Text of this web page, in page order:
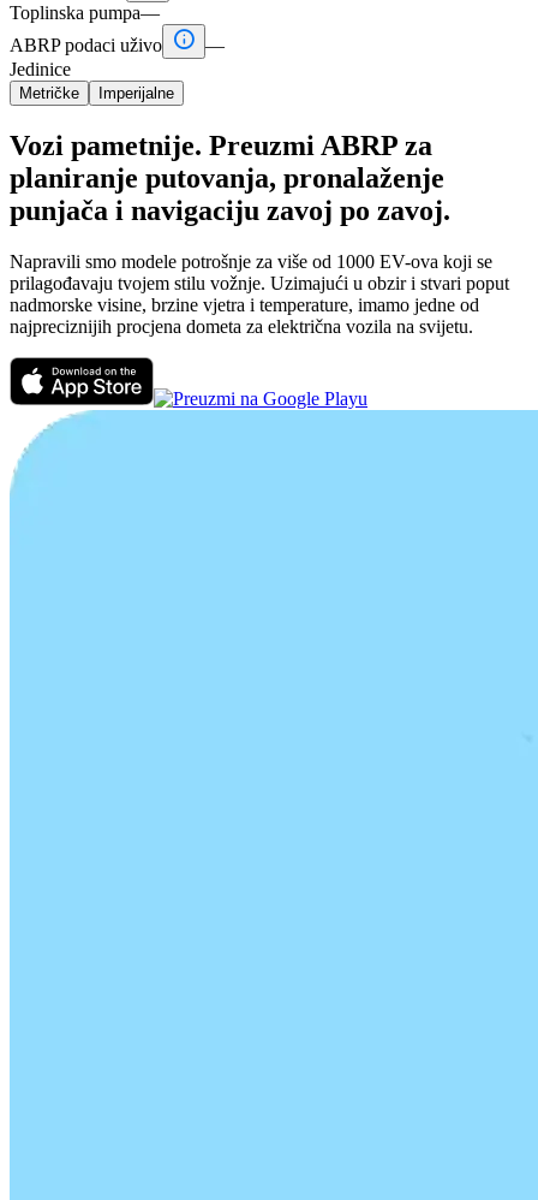
Toplinska pumpa—
ABRP podaci uživo  —
Jedinice
Metričke Imperijalne
Vozi pametnije. Preuzmi ABRP za
planiranje putovanja, pronalaženje
punjača i navigaciju zavoj po zavoj.
Napravili smo modele potrošnje za više od 1000 EV-ova koji se
prilagođavaju tvojem stilu vožnje. Uzimajući u obzir i stvari poput
nadmorske visine, brzine vjetra i temperature, imamo jedne od
najpreciznijih procjena dometa za električna vozila na svijetu.